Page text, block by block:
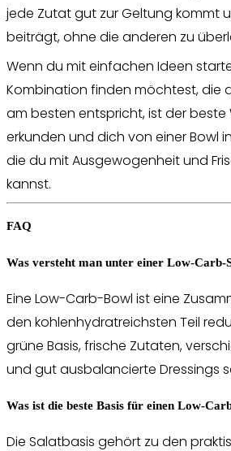
jede Zutat gut zur Geltung kommt
beiträgt, ohne die anderen zu
Wenn du mit einfachen Ideen
Kombination finden möchtest, die
am besten entspricht, ist der beste
erkunden und dich von einer Bowl
die du mit Ausgewogenheit und
kannst.
FAQ
Was versteht man unter einer Low-Carb-
Eine Low-Carb-Bowl ist eine
den kohlenhydratreichsten Teil
grüne Basis, frische Zutaten,
und gut ausbalancierte Dressings
Was ist die beste Basis für einen Low-
Die Salatbasis gehört zu den